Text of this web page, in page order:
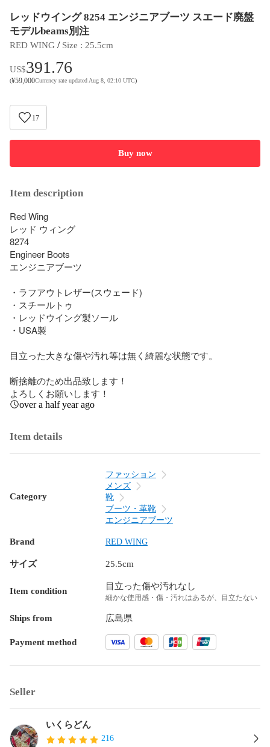
レッドウイング 8254 エンジニアブーツ スエード廃盤
モデルbeams別注
RED WING / Size : 25.5cm
US$391.76
(¥59,000Currency rate updated Aug 8, 02:10 UTC)
17
Buy now
Item description
Red Wing
レッド ウィング
8274
Engineer Boots
エンジニアブーツ
・ラフアウトレザー(スウェード)
・スチールトゥ
・レッドウイング製ソール
・USA製
目立った大きな傷や汚れ等は無く綺麗な状態です。
断捨離のため出品致します！
よろしくお願いします！
over a half year ago
Item details
Category
ファッション
メンズ
靴
ブーツ・革靴
エンジニアブーツ
Brand RED WING
サイズ 25.5cm
Item condition 目立った傷や汚れなし
細かな使用感・傷・汚れはあるが、目立たない
Ships from 広島県
Payment method
Seller
いくらどん
216